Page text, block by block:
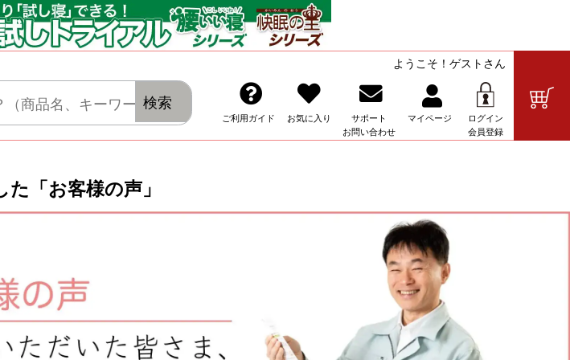
「お客様の声」
・毛布・セット布団の販売 ようこそ！ゲストさん
ご利用ガイド お気に入り
サポート
お問い合わせ
マイページ
ログイン
会員登録
検索